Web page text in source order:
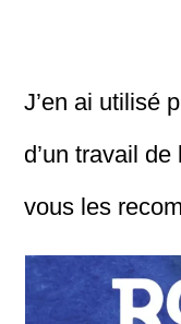
J’en ai utilisé
d’un travail
vous les